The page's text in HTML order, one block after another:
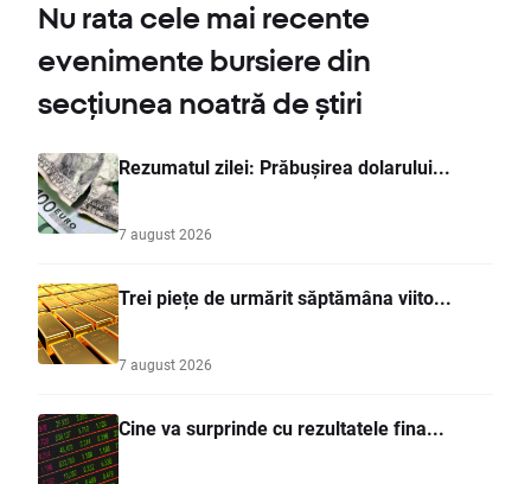
Nu rata cele mai recente
evenimente bursiere din
secțiunea noatră de știri
Rezumatul zilei: Prăbușirea dolarului...
7 august 2026
Trei piețe de urmărit săptămâna viito...
7 august 2026
Cine va surprinde cu rezultatele fina...